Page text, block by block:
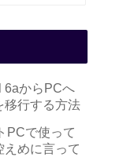
6aからPCへ
移行する方法
PCで使って
えめに言って